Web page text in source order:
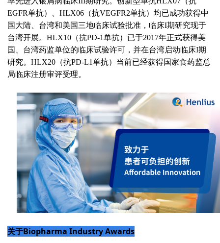
EGFR单抗）、HLX06（抗VEGFR2单抗）均已成功获得中
国大陆、台湾和美国三地临床试验批准，临床I期研究现于
台湾开展。HLX10（抗PD-1单抗）已于2017年正式获得美
国、台湾药监单位的临床试验许可，并在台湾启动临床I期
研究。HLX20（抗PD-L1单抗）当前已经获得国家食药监总
局临床注册审评受理。
关于Biopharma Industry Awards